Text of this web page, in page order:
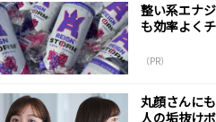
整い系エナ
も効率よく
（PR）
丸顔さんに
人の垢抜け